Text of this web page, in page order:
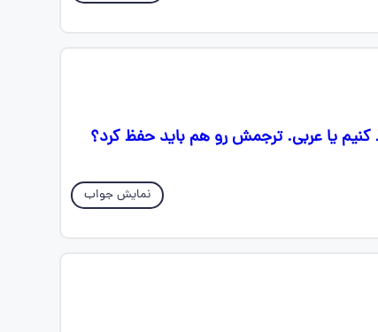
یا عربی. ترجمش رو هم باید حفظ کرد؟
نمایش جواب